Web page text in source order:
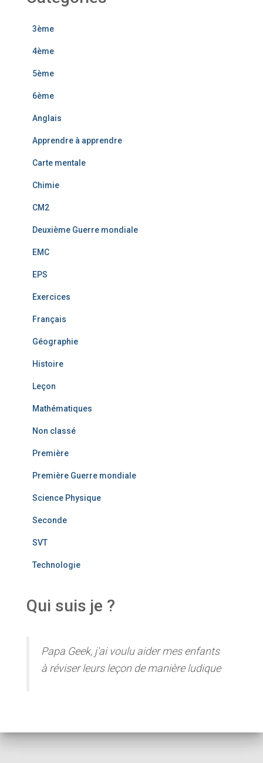
3ème
4ème
5ème
6ème
Anglais
Apprendre à apprendre
Carte mentale
Chimie
CM2
Deuxième Guerre mondiale
EMC
EPS
Exercices
Français
Géographie
Histoire
Leçon
Mathématiques
Non classé
Première
Première Guerre mondiale
Science Physique
Seconde
SVT
Technologie
Qui suis je ?
Papa Geek, j'ai voulu aider mes enfants
à réviser leurs leçon de manière ludique